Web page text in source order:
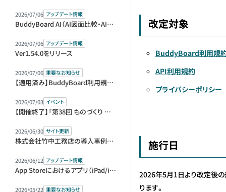
2026/07/06 アップデート情報
BuddyBoard AI（AI図面比較・AI指摘リスト）をベータ版として提供開始
2026/07/06 アップデート情報
Ver1.54.0をリリース
2026/07/06 重要なお知らせ
【適用済み】BuddyBoard利用規約等改定のお知らせ
2026/07/03 イベント
【開催終了】「第38回 ものづくり ワールド [東京]」内「第1回 建設DX展＋（プラス）」に出展＆セミナー登壇します
2026/06/30 サイト更新
株式会社竹中工務店の導入事例を公開しました
2026/06/12 アップデート情報
App Storeにおけるアプリ（iPad/iPhone）版の販売元変更に伴う再ログインのお願い
2026/05/22 重要なお知らせ
改定対象
BuddyBoard利用規
API利用規約
プライバシーポリシー
施行日
2026年5月1日より改定後の
ります。